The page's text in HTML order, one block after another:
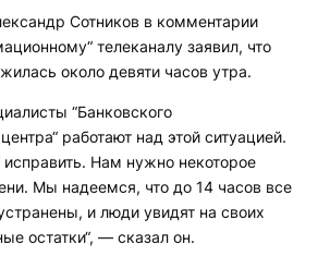
Сотников в комментарии
телеканалу заявил, что
около девяти часов утра.
“Банковского
работают над этой ситуацией.
Нам нужно некоторое
Мы надеемся, что до 14 часов все
и люди увидят на своих
остатки“, — сказал он.